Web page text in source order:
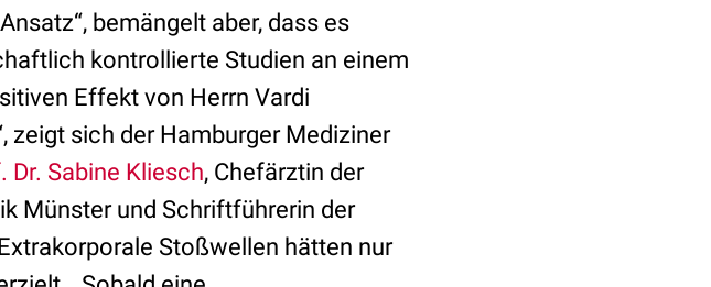
bemängelt aber, dass es
kontrollierte Studien an einem
Effekt von Herrn Vardi
zeigt sich der Hamburger Mediziner
Dr. Sabine Kliesch, Chefärztin der
Münster und Schriftführerin der
Stoßwellen hätten nur